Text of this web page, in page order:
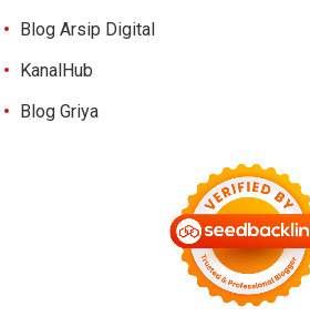
Blog Arsip Digital
KanalHub
Blog Griya